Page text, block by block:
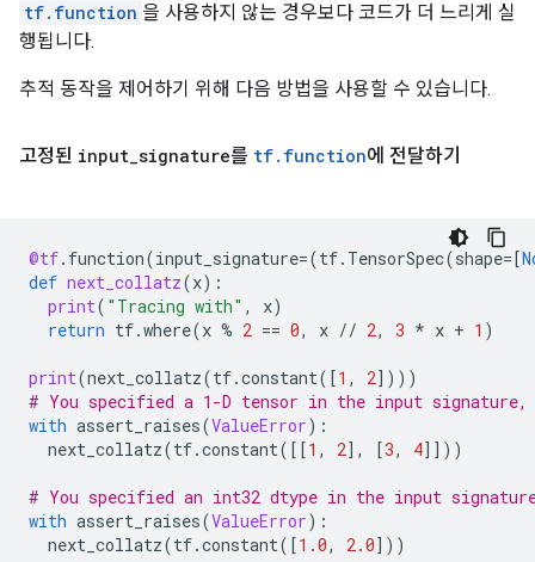
tf.function 을 사용하지 않는 경우보다 코드가 더 느리게 실
행됩니다.
추적 동작을 제어하기 위해 다음 방법을 사용할 수 있습니다.
고정된 input_signature를 tf. function에 전달하기
@tf. function(input_signature=(tf. TensorSpec(shape=[
def next_collatz(x):
print( "Tracing with" , x)
return tf.where(x % 2 == 0, x // 2, 3 * x + 1 )
print(next_collatz(tf.constant([1 , 2])))
# You specified a 1-D tensor in the input
with assert_raises(ValueError):
next_collatz(tf.constant([[1 , 2], [3, 4]]))
# You specified an int32 dtype in the input
with assert_raises(ValueError):
next_collatz(tf.constant([1.0, 2.0]))